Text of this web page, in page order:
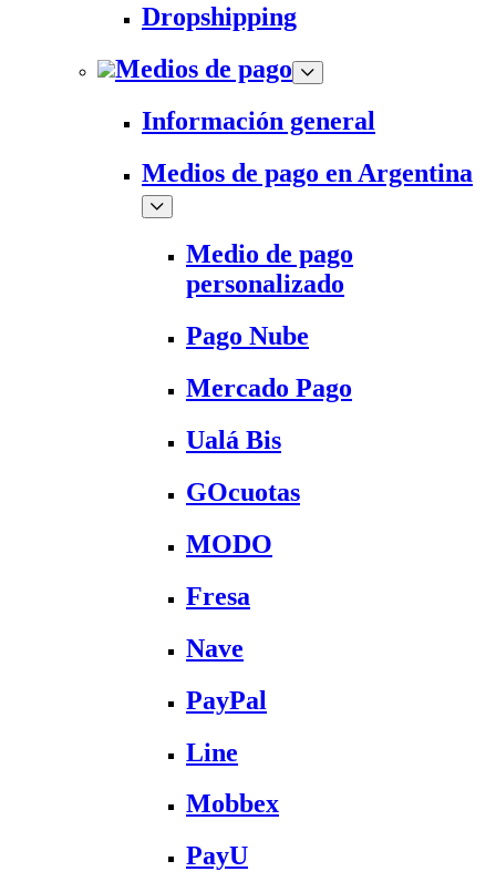
Dropshipping
Medios de pago
Información general
Medios de pago en Argentina
Medio de pago
personalizado
Pago Nube
Mercado Pago
Ualá Bis
GOcuotas
MODO
Fresa
Nave
PayPal
Line
Mobbex
PayU